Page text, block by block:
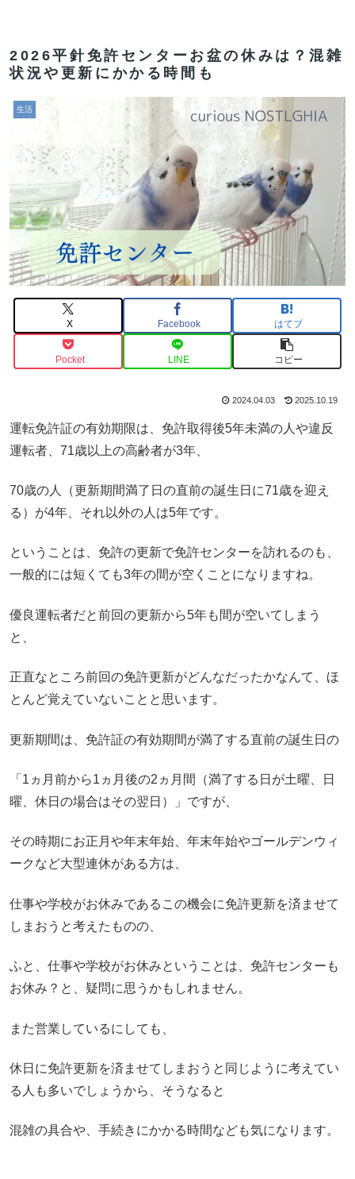
2026平針免許センターお盆の休みは？混雑
状況や更新にかかる時間も
生活
X Facebook はてブ
Pocket LINE コピー
2024.04.03 2025.10.19
運転免許証の有効期限は、免許取得後5年未満の人や違反
運転者、71歳以上の高齢者が3年、
70歳の人（更新期間満了日の直前の誕生日に71歳を迎え
る）が4年、それ以外の人は5年です。
ということは、免許の更新で免許センターを訪れるのも、
一般的には短くても3年の間が空くことになりますね。
優良運転者だと前回の更新から5年も間が空いてしまう
と、
正直なところ前回の免許更新がどんなだったかなんて、ほ
とんど覚えていないことと思います。
更新期間は、免許証の有効期間が満了する直前の誕生日の
「1ヵ月前から1ヵ月後の2ヵ月間（満了する日が土曜、日
曜、休日の場合はその翌日）」ですが、
その時期にお正月や年末年始、年末年始やゴールデンウィ
ークなど大型連休がある方は、
仕事や学校がお休みであるこの機会に免許更新を済ませて
しまおうと考えたものの、
ふと、仕事や学校がお休みということは、免許センターも
お休み？と、疑問に思うかもしれません。
また営業しているにしても、
休日に免許更新を済ませてしまおうと同じように考えてい
る人も多いでしょうから、そうなると
混雑の具合や、手続きにかかる時間なども気になります。